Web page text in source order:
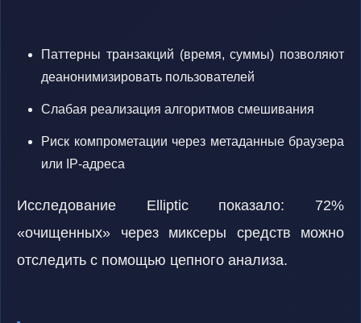
Паттерны транзакций (время, суммы) позволяют
деанонимизировать пользователей
Слабая реализация алгоритмов смешивания
Риск компрометации через метаданные браузера
или IP-адреса
Исследование Elliptic показало: 72%
«очищенных» через миксеры средств можно
отследить с помощью цепного анализа.